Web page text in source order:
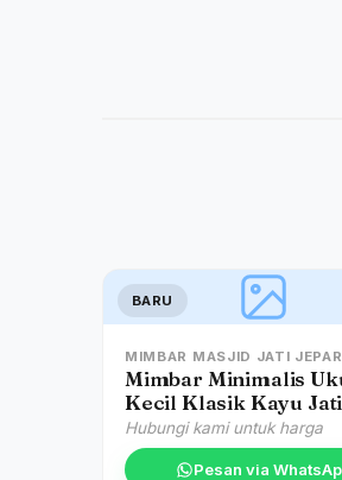
BARU
MIMBAR MASJID JATI
Mimbar Minimalis
Kecil Klasik Kayu Jati
Hubungi kami untuk harga
Pesan via